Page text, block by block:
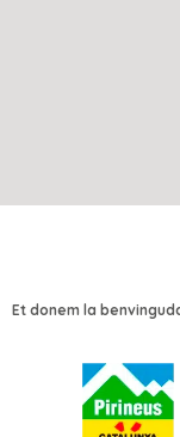
Et donem la